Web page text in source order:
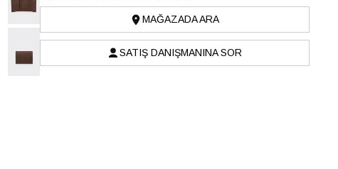
MAĞAZADA ARA
SATIŞ DANIŞMANINA SOR